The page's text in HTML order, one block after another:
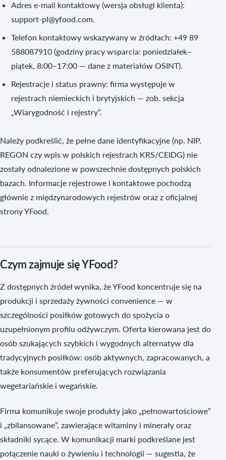
Adres e‑mail kontaktowy (wersja obsługi klienta):
support-pl@yfood.com.
Telefon kontaktowy wskazywany w źródłach: +49 89
588087910 (godziny pracy wsparcia: poniedziałek–
piątek, 8:00–17:00 — dane z materiałów OSINT).
Rejestracje i status prawny: firma występuje w
rejestrach niemieckich i brytyjskich — zob. sekcja
„Wiarygodność i rejestry”.
Należy podkreślić, że pełne dane identyfikacyjne (np. NIP,
REGON czy wpis w polskich rejestrach KRS/CEIDG) nie
zostały odnalezione w powszechnie dostępnych polskich
bazach. Informacje rejestrowe i kontaktowe pochodzą
głównie z międzynarodowych rejestrów oraz z oficjalnej
strony YFood.
Czym zajmuje się YFood?
Z dostępnych źródeł wynika, że YFood koncentruje się na
produkcji i sprzedaży żywności convenience — w
szczególności posiłków gotowych do spożycia o
uzupełnionym profilu odżywczym. Oferta kierowana jest do
osób szukających szybkich i wygodnych alternatyw dla
tradycyjnych posiłków: osób aktywnych, zapracowanych, a
także konsumentów preferujących rozwiązania
wegetariańskie i wegańskie.
Firma komunikuje swoje produkty jako „pełnowartościowe”
i „zbilansowane”, zawierające witaminy i minerały oraz
składniki sycące. W komunikacji marki podkreślane jest
połączenie nauki o żywieniu i technologii — sugestia, że